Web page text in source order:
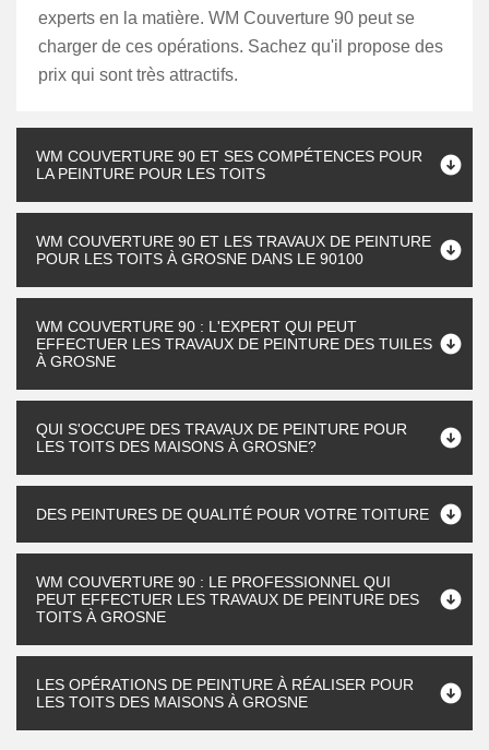
experts en la matière. WM Couverture 90 peut se
charger de ces opérations. Sachez qu'il propose des
prix qui sont très attractifs.
WM COUVERTURE 90 ET SES COMPÉTENCES POUR
LA PEINTURE POUR LES TOITS
WM COUVERTURE 90 ET LES TRAVAUX DE PEINTURE
POUR LES TOITS À GROSNE DANS LE 90100
WM COUVERTURE 90 : L'EXPERT QUI PEUT
EFFECTUER LES TRAVAUX DE PEINTURE DES TUILES
À GROSNE
QUI S'OCCUPE DES TRAVAUX DE PEINTURE POUR
LES TOITS DES MAISONS À GROSNE?
DES PEINTURES DE QUALITÉ POUR VOTRE TOITURE
WM COUVERTURE 90 : LE PROFESSIONNEL QUI
PEUT EFFECTUER LES TRAVAUX DE PEINTURE DES
TOITS À GROSNE
LES OPÉRATIONS DE PEINTURE À RÉALISER POUR
LES TOITS DES MAISONS À GROSNE